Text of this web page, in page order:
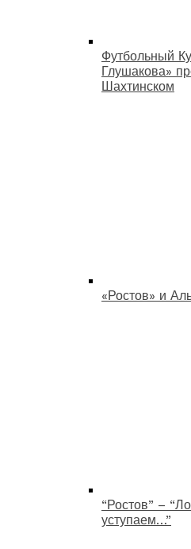
Футбольный
Глушакова»
Шахтинском
«Ростов» и
“Ростов” –
уступаем…”